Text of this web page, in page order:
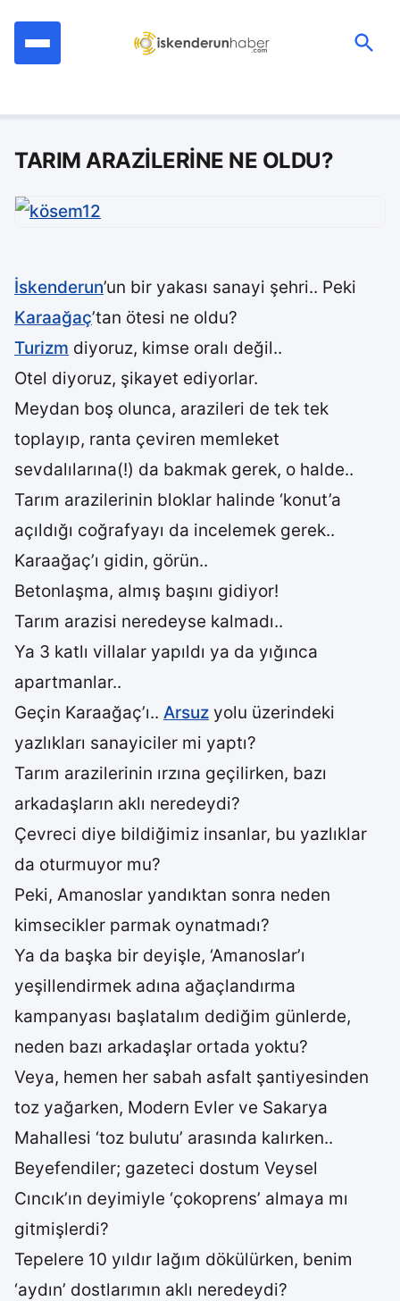
TARIM ARAZİLERİNE NE OLDU?
İskenderun’un bir yakası sanayi şehri.. Peki
Karaağaç’tan ötesi ne oldu?
Turizm diyoruz, kimse oralı değil..
Otel diyoruz, şikayet ediyorlar.
Meydan boş olunca, arazileri de tek tek
toplayıp, ranta çeviren memleket
sevdalılarına(!) da bakmak gerek, o halde..
Tarım arazilerinin bloklar halinde ‘konut’a
açıldığı coğrafyayı da incelemek gerek..
Karaağaç’ı gidin, görün..
Betonlaşma, almış başını gidiyor!
Tarım arazisi neredeyse kalmadı..
Ya 3 katlı villalar yapıldı ya da yığınca
apartmanlar..
Geçin Karaağaç’ı.. Arsuz yolu üzerindeki
yazlıkları sanayiciler mi yaptı?
Tarım arazilerinin ırzına geçilirken, bazı
arkadaşların aklı neredeydi?
Çevreci diye bildiğimiz insanlar, bu yazlıklar
da oturmuyor mu?
Peki, Amanoslar yandıktan sonra neden
kimsecikler parmak oynatmadı?
Ya da başka bir deyişle, ‘Amanoslar’ı
yeşillendirmek adına ağaçlandırma
kampanyası başlatalım dediğim günlerde,
neden bazı arkadaşlar ortada yoktu?
Veya, hemen her sabah asfalt şantiyesinden
toz yağarken, Modern Evler ve Sakarya
Mahallesi ‘toz bulutu’ arasında kalırken..
Beyefendiler; gazeteci dostum Veysel
Cıncık’ın deyimiyle ‘çokoprens’ almaya mı
gitmişlerdi?
Tepelere 10 yıldır lağım dökülürken, benim
‘aydın’ dostlarımın aklı neredeydi?